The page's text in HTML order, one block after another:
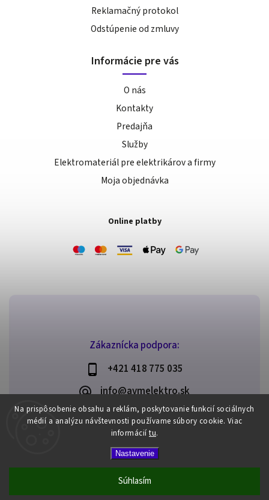
Na prispôsobenie obsahu a reklám, poskytovanie funkcií sociálnych
médií a analýzu návštevnosti používame súbory cookie. Viac
informácií tu.
Nastavenie
Súhlasím
Zákaznícka podpora:
+421 418 775 035
info@avmelektro.sk
Reklamačný protokol
Odstúpenie od zmluvy
Informácie pre vás
O nás
Kontakty
Predajňa
Služby
Elektromateriál pre elektrikárov a firmy
Moja objednávka
Online platby
AVM elektro. Všetky práva vyhradené.
Upraviť nastavenie cookies
Shoptet | Design